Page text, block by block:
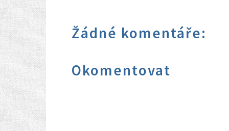
Žádné komentáře:
Okomentovat